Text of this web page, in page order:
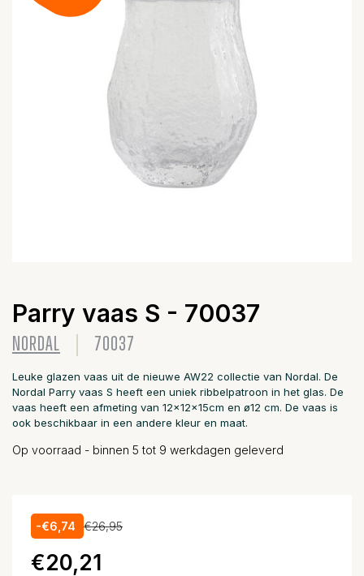
Parry vaas S - 70037
NORDAL 70037
Leuke glazen vaas uit de nieuwe AW22 collectie van Nordal. De
Nordal Parry vaas S heeft een uniek ribbelpatroon in het glas. De
vaas heeft een afmeting van 12x12x15cm en ø12 cm. De vaas is
ook beschikbaar in een andere kleur en maat.
Op voorraad - binnen 5 tot 9 werkdagen geleverd
-€6,74 €26,95
€20,21